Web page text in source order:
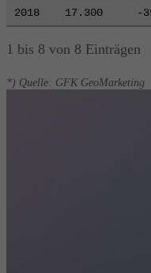
2018
17.300 -
1 bis 8 von 8 Einträgen
*) Quelle: GFK GeoMarketing